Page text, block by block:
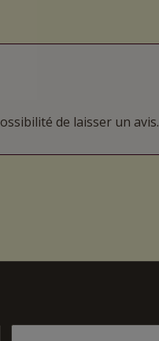
de laisser un avis.